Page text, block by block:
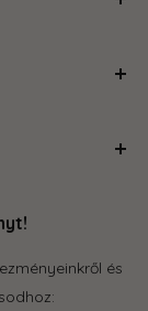
legyen,
és
és